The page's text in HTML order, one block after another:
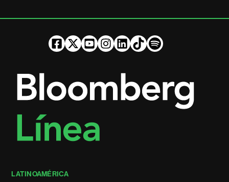
LATINOAMÉRICA